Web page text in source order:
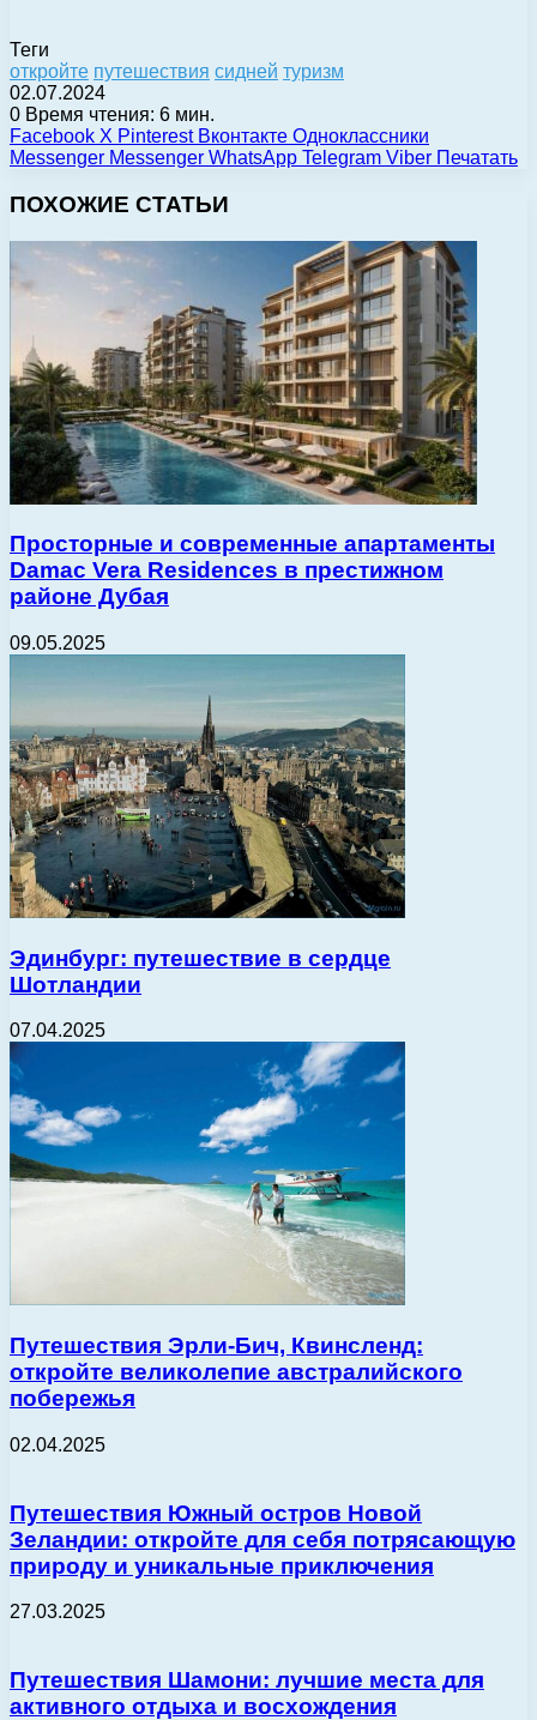
Теги
откройте путешествия сидней туризм
02.07.2024
0 Время чтения: 6 мин.
Facebook X Pinterest Вконтакте Одноклассники
Messenger Messenger WhatsApp Telegram Viber Печатать
ПОХОЖИЕ СТАТЬИ
Просторные и современные апартаменты
Damac Vera Residences в престижном
районе Дубая
09.05.2025
Эдинбург: путешествие в сердце
Шотландии
07.04.2025
Путешествия Эрли-Бич, Квинсленд:
откройте великолепие австралийского
побережья
02.04.2025
Путешествия Южный остров Новой
Зеландии: откройте для себя потрясающую
природу и уникальные приключения
27.03.2025
Путешествия Шамони: лучшие места для
активного отдыха и восхождения